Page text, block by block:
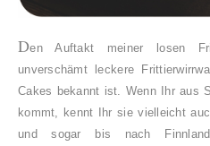
Den Auftakt meiner losen
unverschämt leckere
Cakes bekannt ist. Wenn Ihr aus
kommt, kennt Ihr sie vielleicht
und sogar bis nach